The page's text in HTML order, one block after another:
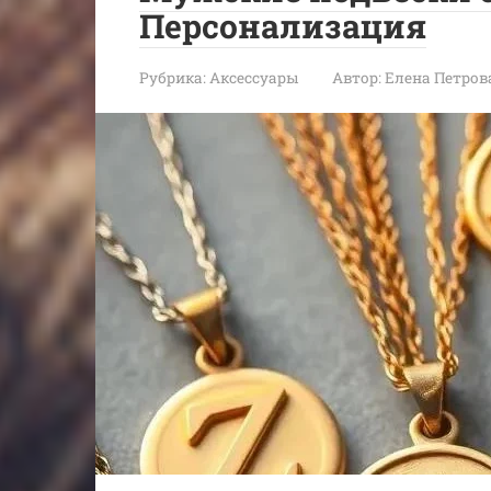
Персонализация
Рубрика:Аксессуары Автор:Елена